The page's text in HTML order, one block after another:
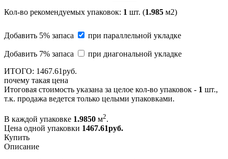
Кол-во рекомендуемых упаковок: 1 шт. (1.985 м2)
Добавить 5% запаса при параллельной укладке
Добавить 7% запаса
при диагональной укладке
ИТОГО: 1467.61руб.
почему такая цена
Итоговая стоимость указана за целое кол-во упаковок - 1 шт.,
т.к. продажа ведется только целыми упаковками.
В каждой упаковке 1.9850 м2.
Цена одной упаковки 1467.61руб.
Купить
Описание